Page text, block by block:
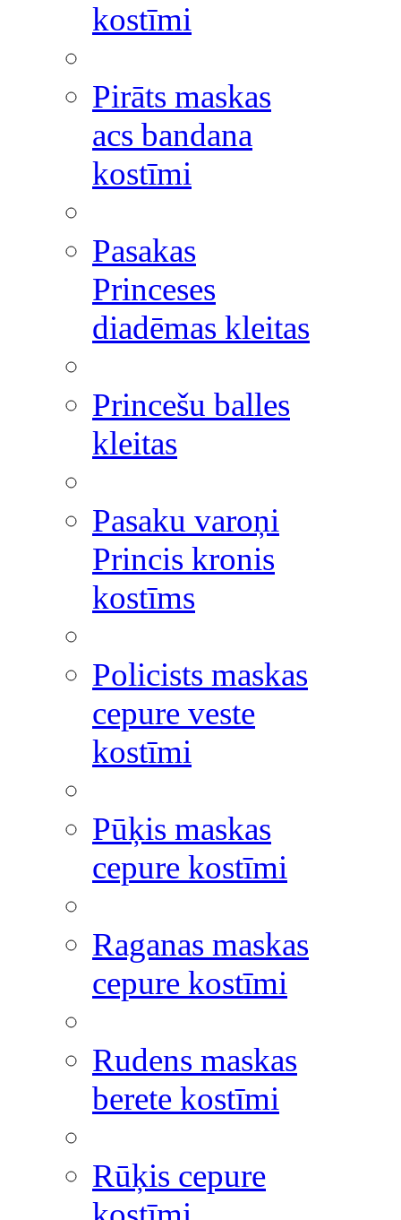
kostīmi
Pirāts maskas
acs bandana
kostīmi
Pasakas
Princeses
diadēmas kleitas
Princešu balles
kleitas
Pasaku varoņi
Princis kronis
kostīms
Policists maskas
cepure veste
kostīmi
Pūķis maskas
cepure kostīmi
Raganas maskas
cepure kostīmi
Rudens maskas
berete kostīmi
Rūķis cepure